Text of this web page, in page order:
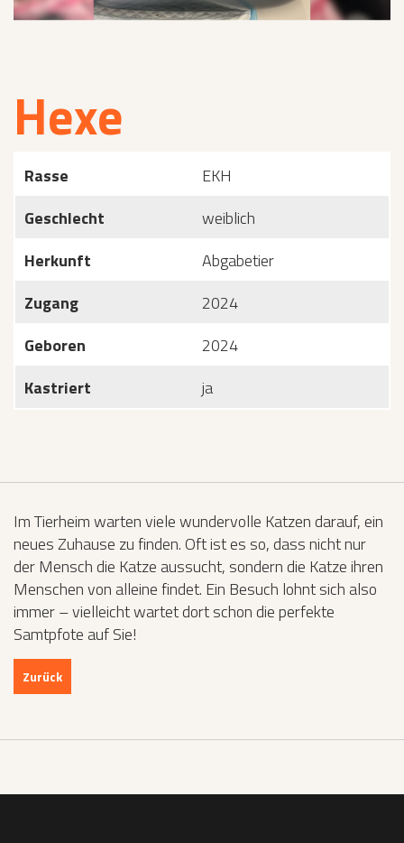
Hexe
Rasse
EKH
Geschlecht
weiblich
Herkunft
Abgabetier
Zugang
2024
Geboren
2024
Kastriert
ja
Im Tierheim warten viele wundervolle Katzen darauf, ein
neues Zuhause zu finden. Oft ist es so, dass nicht nur
der Mensch die Katze aussucht, sondern die Katze ihren
Menschen von alleine findet. Ein Besuch lohnt sich also
immer – vielleicht wartet dort schon die perfekte
Samtpfote auf Sie!
Zurück